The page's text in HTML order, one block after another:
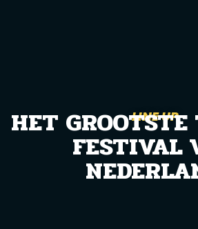
LINE UP
HET
FESTIVAL